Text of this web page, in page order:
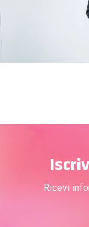
Ricevi